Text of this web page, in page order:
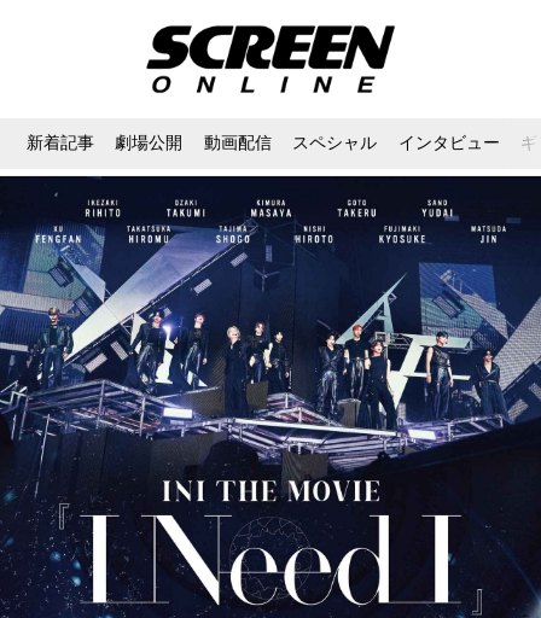
新着記事 劇場公開 動画配信 スペシャル インタビュー